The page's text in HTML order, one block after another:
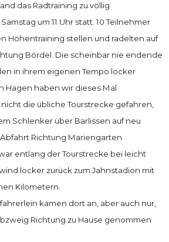
das Radtraining zu völlig
um 11 Uhr statt. 10 Teilnehmer
Höhentraining stellen und radelten auf
Bördel. Die scheinbar nie endende
in ihrem eigenen Tempo locker
Hagen haben wir dieses Mal
die übliche Tourstrecke gefahren,
Schlenker über Barlissen auf neu
Richtung Mariengarten
entlang der Tourstrecke bei leicht
locker zurück zum Jahnstadion mit
Kilometern.
kamen dort an, aber auch nur,
Richtung zu Hause genommen